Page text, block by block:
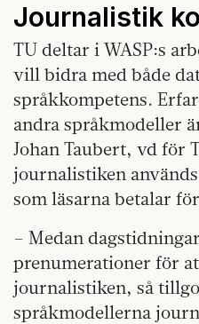
Journalistik
TU deltar i WASP:s
vill bidra med både
språkkompetens.
andra språkmodeller
Johan Taubert, vd för
journalistiken
som läsarna betalar
– Medan
prenumerationer för
journalistiken, så
språkmodellerna